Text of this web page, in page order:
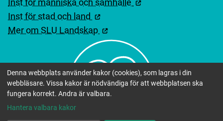
Inst för människa och samhälle
Inst för stad och land
Mer om SLU Landskap
Denna webbplats använder kakor (cookies), som lagras i din
webbläsare. Vissa kakor är nödvändiga för att webbplatsen ska
fungera korrekt. Andra är valbara.
Hantera valbara kakor